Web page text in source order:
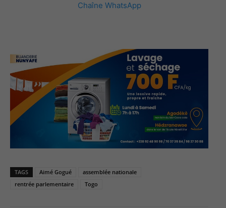
Chaîne WhatsApp
TAGS Aimé Gogué
assemblée nationale
rentrée parlementaire
Togo